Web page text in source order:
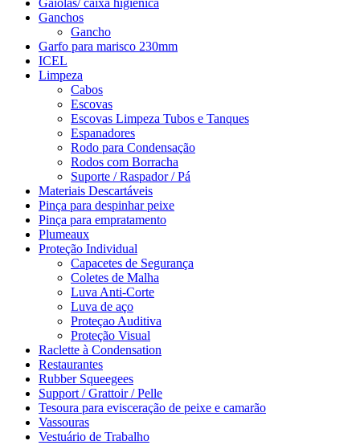
Gaiolas/ caixa higiênica
Ganchos
Gancho
Garfo para marisco 230mm
ICEL
Limpeza
Cabos
Escovas
Escovas Limpeza Tubos e Tanques
Espanadores
Rodo para Condensação
Rodos com Borracha
Suporte / Raspador / Pá
Materiais Descartáveis
Pinça para despinhar peixe
Pinça para empratamento
Plumeaux
Proteção Individual
Capacetes de Segurança
Coletes de Malha
Luva Anti-Corte
Luva de aço
Proteçao Auditiva
Proteção Visual
Raclette à Condensation
Restaurantes
Rubber Squeegees
Support / Grattoir / Pelle
Tesoura para evisceração de peixe e camarão
Vassouras
Vestuário de Trabalho